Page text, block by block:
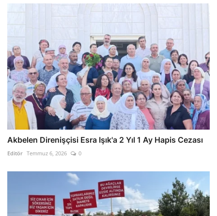
Akbelen Direnişçisi Esra Işık'a 2 Yıl 1 Ay Hapis Cezası
Editör Temmuz 6, 2026 0